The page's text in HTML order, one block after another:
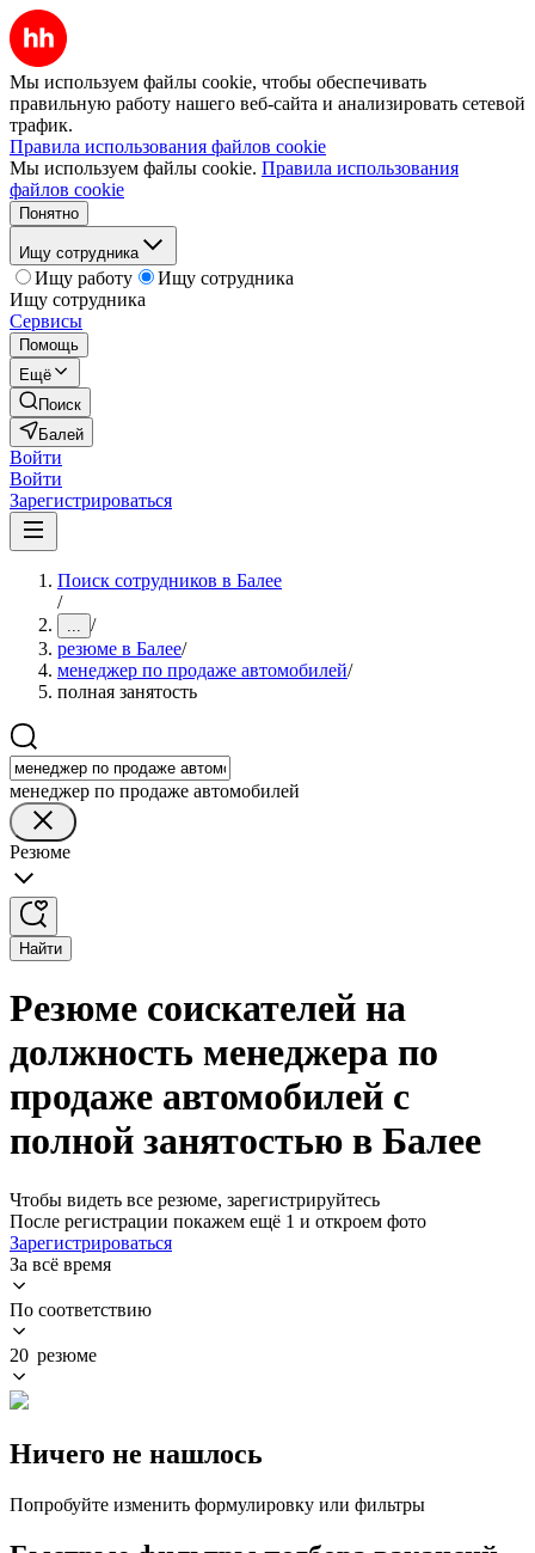
Мы используем файлы cookie, чтобы обеспечивать
правильную работу нашего веб-сайта и анализировать сетевой
трафик.
Правила использования файлов cookie
Мы используем файлы cookie. Правила использования
файлов cookie
Понятно
Ищу сотрудника
Ищу работу
Ищу сотрудника
Ищу сотрудника
Сервисы
Помощь
Ещё
Поиск
Балей
Войти
Войти
Зарегистрироваться
Поиск сотрудников в Балее
/
... /
резюме в Балее/
менеджер по продаже автомобилей/
полная занятость
менеджер по продаже автомобилей
Резюме
Найти
Резюме соискателей на
должность менеджера по
продаже автомобилей с
полной занятостью в Балее
Чтобы видеть все резюме, зарегистрируйтесь
После регистрации покажем ещё 1 и откроем фото
Зарегистрироваться
За всё время
По соответствию
20 резюме
Ничего не нашлось
Попробуйте изменить формулировку или фильтры